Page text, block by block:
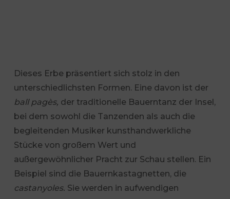
Dieses Erbe präsentiert sich stolz in den
unterschiedlichsten Formen. Eine davon ist der
ball pagès, der traditionelle Bauerntanz der Insel,
bei dem sowohl die Tanzenden als auch die
begleitenden Musiker kunsthandwerkliche
Stücke von großem Wert und
außergewöhnlicher Pracht zur Schau stellen. Ein
Beispiel sind die Bauernkastagnetten, die
castanyoles. Sie werden in aufwendigen